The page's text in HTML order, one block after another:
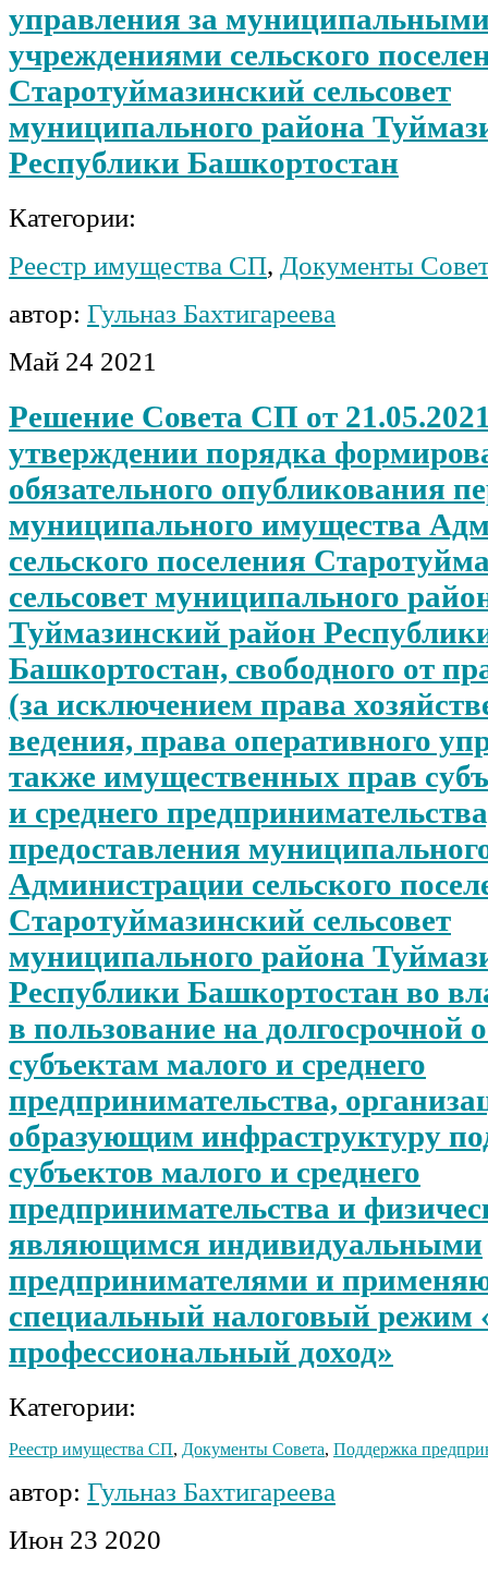
управления за
учреждениями сельского
Старотуймазинский сельсовет
муниципального района
Республики Башкортостан
Категории:
Реестр имущества СП, Документы
автор: Гульназ Бахтигареева
Май 24 2021
Решение Совета СП от
утверждении порядка
обязательного опубликования
муниципального имущества
сельского поселения
сельсовет муниципального
Туймазинский район
Башкортостан, свободного от
(за исключением права
ведения, права оперативного
также имущественных прав
и среднего
предоставления
Администрации сельского
Старотуймазинский сельсовет
муниципального района
Республики Башкортостан во
в пользование на долгосрочной
субъектам малого и среднего
предпринимательства,
образующим инфраструктуру
субъектов малого и среднего
предпринимательства и
являющимся индивидуальными
предпринимателями и
специальный налоговый режим
профессиональный доход»
Категории:
Реестр имущества СП, Документы Совета, Поддержка
автор: Гульназ Бахтигареева
Июн 23 2020